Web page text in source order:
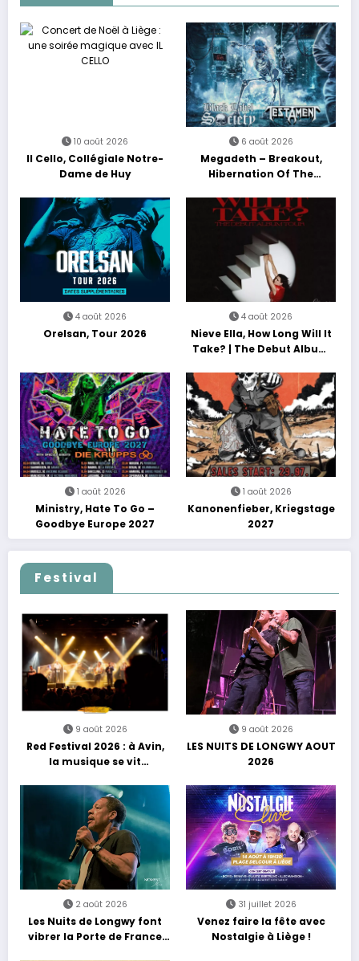
10 août 2026
Il Cello, Collégiale Notre-
Dame de Huy
6 août 2026
Megadeth – Breakout,
Hibernation Of The
4 août 2026
Orelsan, Tour 2026
4 août 2026
Nieve Ella, How Long Will It
Take? | The Debut Album
1 août 2026
Ministry, Hate To Go –
Goodbye Europe 2027
1 août 2026
Kanonenfieber, Kriegstage
2027
Festival
9 août 2026
Red Festival 2026 : à Avin,
la musique se vit
9 août 2026
LES NUITS DE LONGWY AOUT
2026
2 août 2026
Les Nuits de Longwy font
vibrer la Porte de France
31 juillet 2026
Venez faire la fête avec
Nostalgie à Liège !